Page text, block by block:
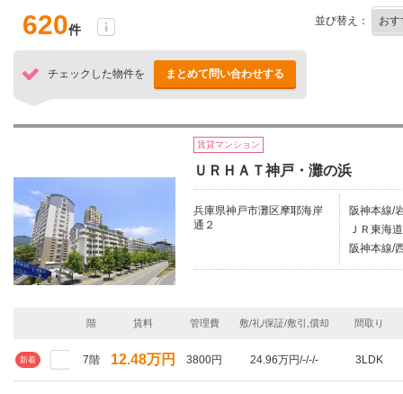
620件
並び替え：
チェックした物件を まとめて問い合わせする
賃貸マンション
ＵＲＨＡＴ神戸・灘の浜
兵庫県神戸市灘区摩耶海岸
通２
阪神本線/
ＪＲ東海
阪神本線/
階 賃料 管理費 敷/礼/保証/敷引,償却 間取り
新着 7階 12.48万円 3800円 24.96万円/-/-/- 3LDK